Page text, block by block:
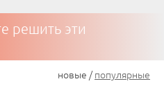
решить эти
новые /популярные